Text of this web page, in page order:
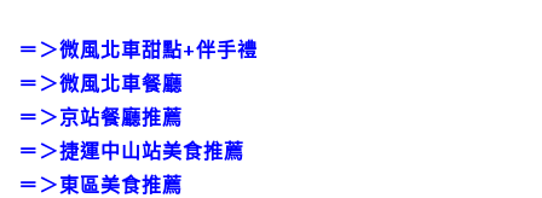
＝＞微風北車甜點+伴手禮
＝＞微風北車餐廳
＝＞京站餐廳推薦
＝＞捷運中山站美食推薦
＝＞東區美食推薦